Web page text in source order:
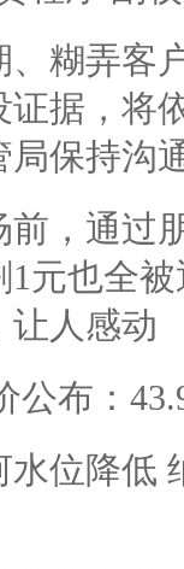
糊弄客
据，将
局保持沟
前，通过
元也全
让人感动
公布：
位降低